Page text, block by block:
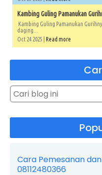
Kambing Guling Pamanukan
Kambing Guling Pamanukan
daging...
Oct 24 2025 | Read more
Cara Pemesanan
08112480366